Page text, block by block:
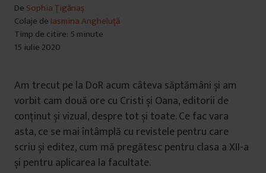
De Sophia Țigănaș
Colaje de Iasmina Angheluță
Timp de citire: 5 minute
15 iulie 2020
Am trecut pe la DoR acum câteva săptămâni și am
vorbit cam două ore cu Cristi și Oana, editorii de
conținut și vizual, despre tot și toate. Ce fac vara
asta, ce se mai întâmplă cu revistele pentru care
scriu și editez, cum mă pregătesc pentru clasa a XII-a
și pentru aplicarea la facultate.